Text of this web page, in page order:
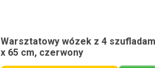
Warsztatowy wózek z 4
x 65 cm, czerwony